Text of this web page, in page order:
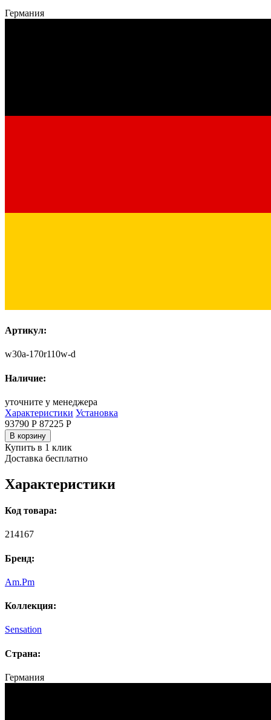
Германия
Артикул:
w30a-170r110w-d
Наличие:
уточните у менеджера
Характеристики Установка
93790 Р 87225 Р
В корзину
Купить в 1 клик
Доставка бесплатно
Характеристики
Код товара:
214167
Бренд:
Am.Pm
Коллекция:
Sensation
Страна:
Германия